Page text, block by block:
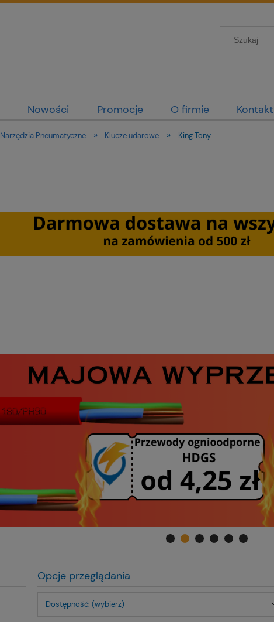
Nowości Promocje O firmie Kontakt
Narzędzia Pneumatyczne » Klucze udarowe » King Tony
Opcje przeglądania
Dostępność: (wybierz)